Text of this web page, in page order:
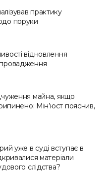
практику
поруки
відновлення
майна, якщо
Мін’юст пояснив,
уже в суді вступає в
матеріали
слідства?